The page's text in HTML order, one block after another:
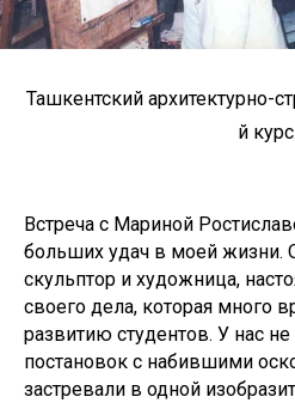
Ташкентский архитектурно-
й курс.
Встреча с Мариной
больших удач в моей жизни.
скульптор и художница,
своего дела, которая много
развитию студентов. У нас
постановок с набившими
застревали в одной